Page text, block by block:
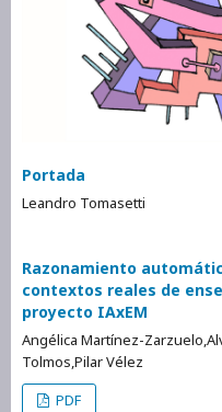
Portada
Leandro Tomasetti
Razonamiento
contextos reales de
proyecto IAxEM
Angélica Martínez-
Tolmos,Pilar Vélez
PDF